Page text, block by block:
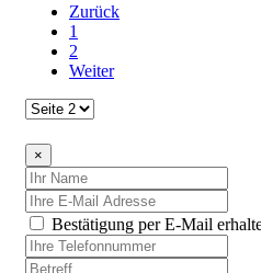
Zurück
1
2
Weiter
×
Bestätigung per E-Mail